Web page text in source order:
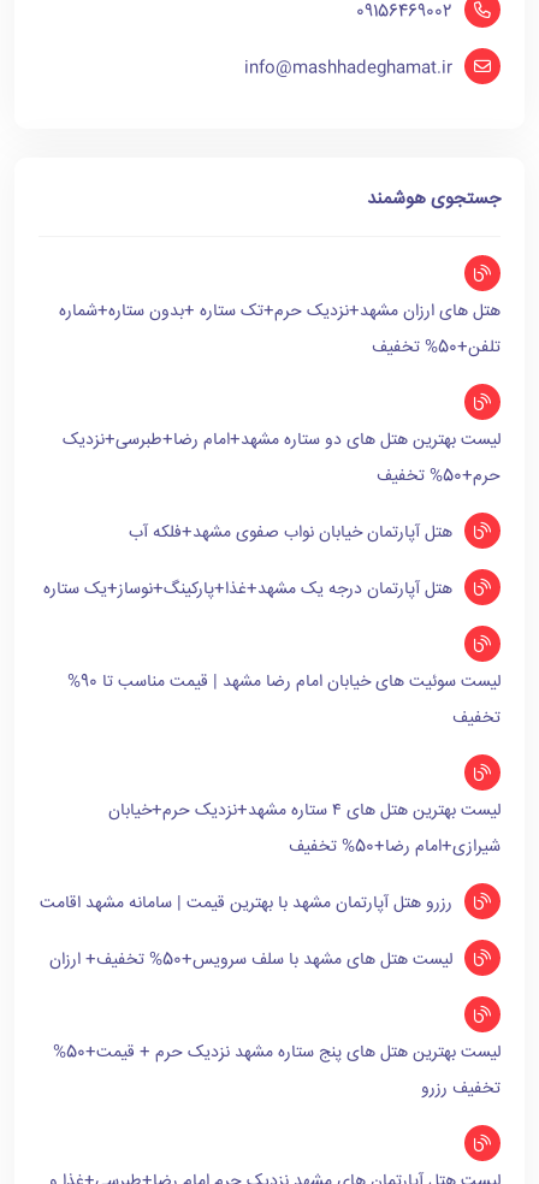
09156469002
info@mashhadeghamat.ir
جستجوی هوشمند
هتل های ارزان مشهد+نزدیک حرم+تک ستاره +بدون ستاره+شماره
تلفن+50% تخفیف
لیست بهترین هتل های دو ستاره مشهد+امام رضا+طبرسی+نزدیک
حرم+50% تخفیف
هتل آپارتمان خیابان نواب صفوی مشهد+فلکه آب
هتل آپارتمان درجه یک مشهد+غذا+پارکینگ+نوساز+یک ستاره
لیست سوئیت های خیابان امام رضا مشهد | قیمت مناسب تا 90%
تخفیف
لیست بهترین هتل های ۴ ستاره مشهد+نزدیک حرم+خیابان
شیرازی+امام رضا+50% تخفیف
رزرو هتل آپارتمان مشهد با بهترین قیمت | سامانه مشهد اقامت
لیست هتل های مشهد با سلف سرویس+50% تخفیف+ ارزان
لیست بهترین هتل های پنج ستاره مشهد نزدیک حرم + قیمت+50%
تخفیف رزرو